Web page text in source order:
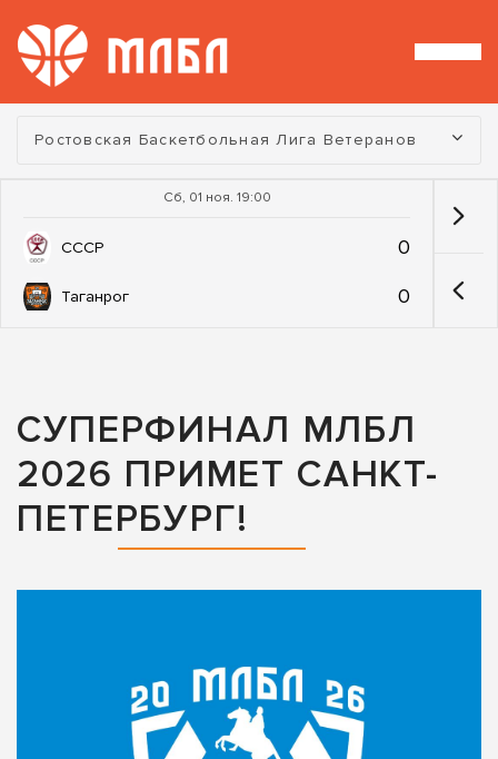
Турнир:
Ростовская Баскетбольная Лига Ветеранов
Сб, 01 ноя. 19:00
СССР 0
Таганрог 0
СУПЕРФИНАЛ МЛБЛ
2026 ПРИМЕТ САНКТ-
ПЕТЕРБУРГ!